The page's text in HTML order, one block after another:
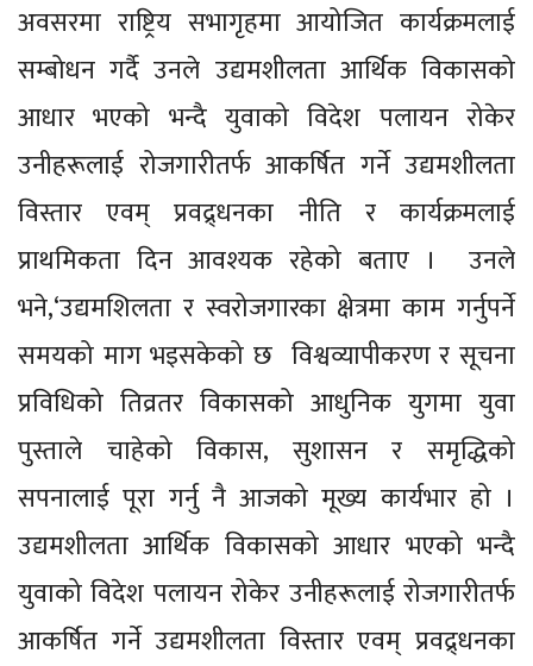
अवसरमा राष्ट्रिय सभागृहमा आयोजित कार्यक्रमलाई
सम्बोधन गर्दै उनले उद्यमशीलता आर्थिक विकासको
आधार भएको भन्दै युवाको विदेश पलायन रोकेर
उनीहरूलाई रोजगारीतर्फ आकर्षित गर्ने उद्यमशीलता
विस्तार एवम् प्रवद्र्धनका नीति र कार्यक्रमलाई
प्राथमिकता दिन आवश्यक रहेको बताए । उनले
भने,‘उद्यमशिलता र स्वरोजगारका क्षेत्रमा काम गर्नुपर्ने
समयको माग भइसकेको छ विश्वव्यापीकरण र सूचना
प्रविधिको तिव्रतर विकासको आधुनिक युगमा युवा
पुस्ताले चाहेको विकास, सुशासन र समृद्धिको
सपनालाई पूरा गर्नु नै आजको मूख्य कार्यभार हो ।
उद्यमशीलता आर्थिक विकासको आधार भएको भन्दै
युवाको विदेश पलायन रोकेर उनीहरूलाई रोजगारीतर्फ
आकर्षित गर्ने उद्यमशीलता विस्तार एवम् प्रवद्र्धनका